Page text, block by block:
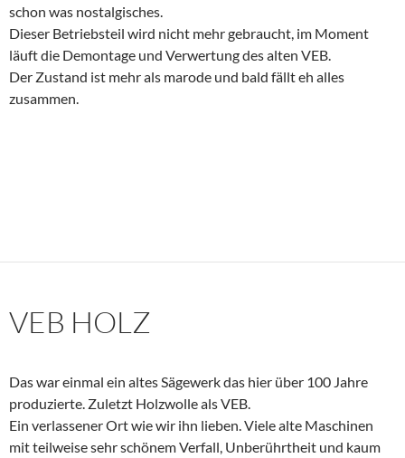
schon was nostalgisches.
Dieser Betriebsteil wird nicht mehr gebraucht, im Moment
läuft die Demontage und Verwertung des alten VEB.
Der Zustand ist mehr als marode und bald fällt eh alles
zusammen.
VEB HOLZ
Das war einmal ein altes Sägewerk das hier über 100 Jahre
produzierte. Zuletzt Holzwolle als VEB.
Ein verlassener Ort wie wir ihn lieben. Viele alte Maschinen
mit teilweise sehr schönem Verfall, Unberührtheit und kaum